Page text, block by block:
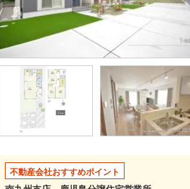
不動産会社おすすめポイント
（2）
販売、価格、契約、
即入居可能 （2
オンライン対応
オンライン内見(相
オンライン対応とは